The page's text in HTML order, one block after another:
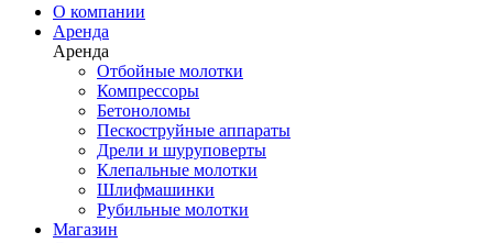
О компании
Аренда
Аренда
Отбойные молотки
Компрессоры
Бетоноломы
Пескоструйные аппараты
Дрели и шуруповерты
Клепальные молотки
Шлифмашинки
Рубильные молотки
Магазин